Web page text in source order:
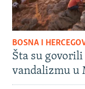
BOSNA I
Šta su
vandalizmu u